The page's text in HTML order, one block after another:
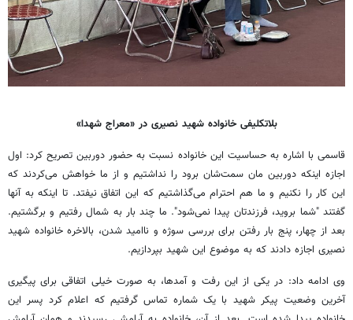
بلاتکلیفی خانواده شهید نصیری در «معراج شهدا»
قاسمی با اشاره به حساسیت این خانواده‌ نسبت به حضور دوربین تصریح کرد: اول
اجازه اینکه دوربین مان سمت‌شان برود را نداشتیم و از ما خواهش می‌کردند که
این کار را نکنیم و ما هم احترام می‌گذاشتیم که این اتفاق نیفتد. تا اینکه به آنها
گفتند "شما بروید، فرزندتان پیدا نمی‌شود". ما چند بار به شمال رفتیم و برگشتیم.
بعد از چهار، پنج بار رفتن برای بررسی سوژه و ناامید شدن، بالاخره خانواده شهید
نصیری اجازه دادند که به موضوع این شهید بپردازیم.
وی ادامه داد: در یکی از این رفت و آمدها، به صورت خیلی اتفاقی برای پیگیری
آخرین وضعیت پیکر شهید با یک شماره تماس گرفتیم که اعلام کرد پسر این